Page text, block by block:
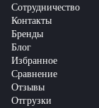
Сотрудничество
Контакты
Бренды
Блог
Избранное
Сравнение
Отзывы
Отгрузки